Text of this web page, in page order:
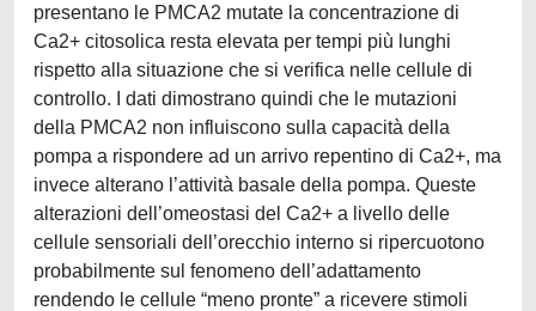
presentano le PMCA2 mutate la concentrazione di
Ca2+ citosolica resta elevata per tempi più lunghi
rispetto alla situazione che si verifica nelle cellule di
controllo. I dati dimostrano quindi che le mutazioni
della PMCA2 non influiscono sulla capacità della
pompa a rispondere ad un arrivo repentino di Ca2+, ma
invece alterano l’attività basale della pompa. Queste
alterazioni dell’omeostasi del Ca2+ a livello delle
cellule sensoriali dell’orecchio interno si ripercuotono
probabilmente sul fenomeno dell’adattamento
rendendo le cellule “meno pronte” a ricevere stimoli